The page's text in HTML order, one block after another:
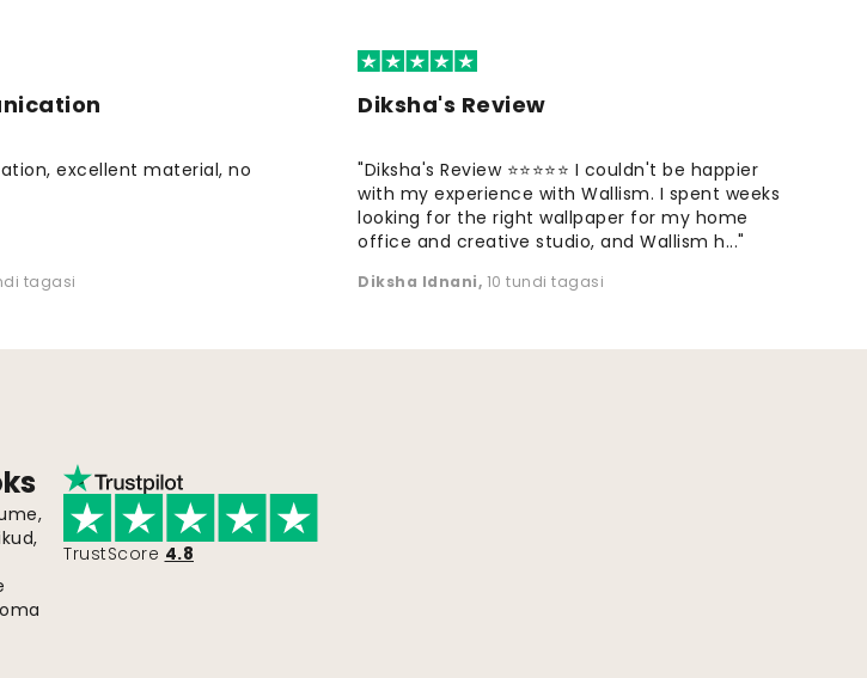
excellent material, no
tagasi
Diksha's Review
"Diksha's Review ⭐⭐⭐⭐⭐ I couldn't be happier
with my experience with Wallism. I spent weeks
looking for the right wallpaper for my home
office and creative studio, and Wallism h..."
Diksha Idnani, 10 tundi tagasi
TrustScore 4.8